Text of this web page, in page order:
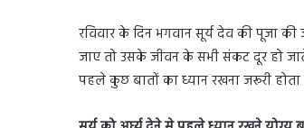
रविवार के दिन भगवान सूर्य देव की पूजा
जाए तो उसके जीवन के सभी संकट दूर हो जाते
पहले कुछ बातों का ध्यान रखना जरूरी होता